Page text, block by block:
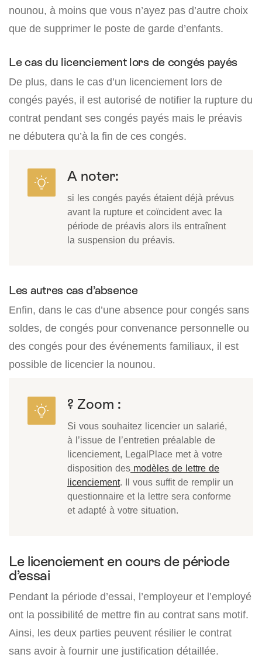
nounou, à moins que vous n’ayez pas d’autre choix
que de supprimer le poste de garde d’enfants.
Le cas du licenciement lors de congés payés
De plus, dans le cas d’un licenciement lors de
congés payés, il est autorisé de notifier la rupture du
contrat pendant ses congés payés mais le préavis
ne débutera qu’à la fin de ces congés.
A noter:
si les congés payés étaient déjà prévus
avant la rupture et coïncident avec la
période de préavis alors ils entraînent
la suspension du préavis.
Les autres cas d’absence
Enfin, dans le cas d’une absence pour congés sans
soldes, de congés pour convenance personnelle ou
des congés pour des événements familiaux, il est
possible de licencier la nounou.
? Zoom :
Si vous souhaitez licencier un salarié,
à l’issue de l’entretien préalable de
licenciement, LegalPlace met à votre
disposition des modèles de lettre de
licenciement. Il vous suffit de remplir un
questionnaire et la lettre sera conforme
et adapté à votre situation.
Le licenciement en cours de période
d’essai
Pendant la période d’essai, l’employeur et l’employé
ont la possibilité de mettre fin au contrat sans motif.
Ainsi, les deux parties peuvent résilier le contrat
sans avoir à fournir une justification détaillée.